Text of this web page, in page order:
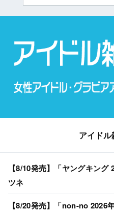
アイド
【8/10発売】「ヤングキン
ツネ
【8/20発売】「non-no 2026